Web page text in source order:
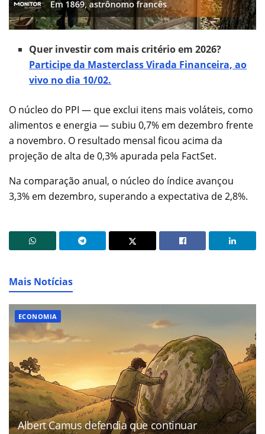
Quer investir com mais critério em 2026?
Participe da Masterclass Virada Financeira, ao
vivo no dia 10/02.
O núcleo do PPI — que exclui itens mais voláteis, como
alimentos e energia — subiu 0,7% em dezembro frente
a novembro. O resultado mensal ficou acima da
projeção de alta de 0,3% apurada pela FactSet.
Na comparação anual, o núcleo do índice avançou
3,3% em dezembro, superando a expectativa de 2,8%.
Mais Notícias
ECONOMIA
Albert Camus defendia que continuar